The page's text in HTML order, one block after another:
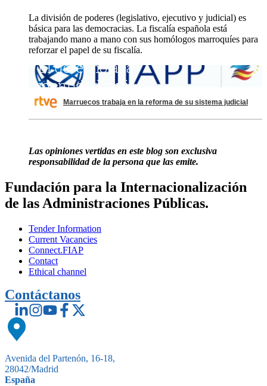
La división de poderes (legislativo, ejecutivo y judicial) es
básica para las democracias. La fiscalía española está
trabajando mano a mano con sus homólogos marroquíes para
reforzar el papel de su fiscalía.
Marruecos trabaja en la reforma de su sistema judicial
Las opiniones vertidas en este blog son exclusiva
responsabilidad de la persona que las emite.
Fundación para la Internacionalización
de las Administraciones Públicas.
Tender Information
Current Vacancies
Connect.FIAP
Contact
Ethical channel
Contáctanos
Avenida del Partenón, 16-18,
28042/Madrid
España